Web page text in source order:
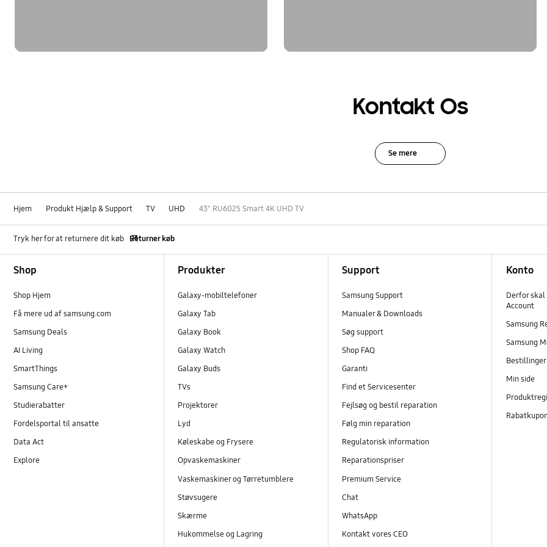
Kontakt Os
Se mere
Hjem Produkt Hjælp & Support TV UHD 43" RU6025 Smart 4K UHD TV
Tryk her for at returnere dit køb Returner køb
Shop
Shop Hjem
Få mere ud af samsung.com
Samsung Deals
AI Living
SmartThings
Samsung Care+
Studierabatter
Fordelsportal til ansatte
Data Act
Explore
Produkter
Galaxy-mobiltelefoner
Galaxy Tab
Galaxy Book
Galaxy Watch
Galaxy Buds
TVs
Projektorer
Lyd
Køleskabe og Frysere
Opvaskemaskiner
Vaskemaskiner og Tørretumblere
Støvsugere
Skærme
Hukommelse og Lagring
Support
Samsung Support
Manualer & Downloads
Søg support
Shop FAQ
Garanti
Find et Servicesenter
Fejlsøg og bestil reparation
Følg min reparation
Regulatorisk information
Reparationspriser
Premium Service
Chat
WhatsApp
Kontakt vores CEO
Konto
Derfor skal
Account
Samsung
Samsung
Bestillinger
Min side